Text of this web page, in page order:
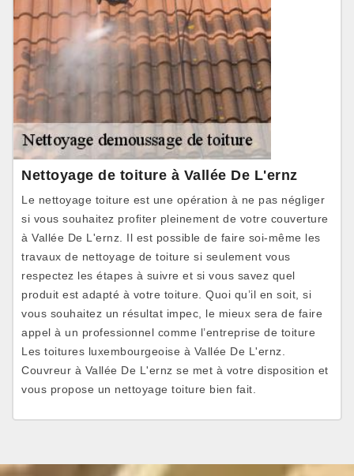
Nettoyage de toiture à Vallée De L'ernz
Le nettoyage toiture est une opération à ne pas négliger
si vous souhaitez profiter pleinement de votre couverture
à Vallée De L'ernz. Il est possible de faire soi-même les
travaux de nettoyage de toiture si seulement vous
respectez les étapes à suivre et si vous savez quel
produit est adapté à votre toiture. Quoi qu’il en soit, si
vous souhaitez un résultat impec, le mieux sera de faire
appel à un professionnel comme l’entreprise de toiture
Les toitures luxembourgeoise à Vallée De L'ernz.
Couvreur à Vallée De L'ernz se met à votre disposition et
vous propose un nettoyage toiture bien fait.